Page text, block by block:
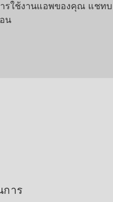
รใช้งานแอพของคุณ แชทบ
น
การ